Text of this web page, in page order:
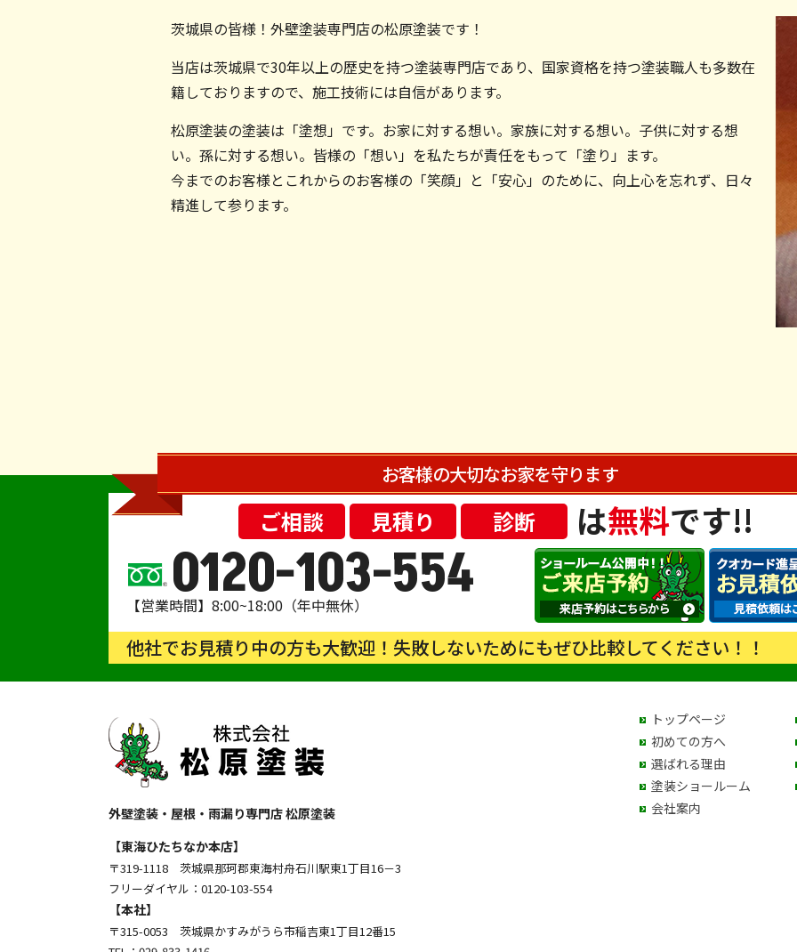
茨城県の皆様！外壁塗装専門店の松原塗装です！
当店は茨城県で30年以上の歴史を持つ塗装専門店であり、国家資格を持つ塗装職人も多数在
籍しておりますので、施工技術には自信があります。
松原塗装の塗装は「塗想」です。お家に対する想い。家族に対する想い。子供に対する想
い。孫に対する想い。皆様の「想い」を私たちが責任をもって「塗り」ます。
今までのお客様とこれからのお客様の「笑顔」と「安心」のために、向上心を忘れず、日々
精進して参ります。
お客様の大切なお家を守ります
ご相談 見積り 診断 は無料です!!
0120-103-554
【営業時間】8:00~18:00（年中無休）
他社でお見積り中の方も大歓迎！失敗しないためにもぜひ比較してください！！
外壁塗装・屋根・雨漏り専門店 松原塗装
【東海ひたちなか本店】
〒319-1118 茨城県那珂郡東海村舟石川駅東1丁目16－3
フリーダイヤル：0120-103-554
【本社】
〒315-0053 茨城県かすみがうら市稲吉東1丁目12番15
トップページ
初めての方へ
選ばれる理由
塗装ショールーム
会社案内